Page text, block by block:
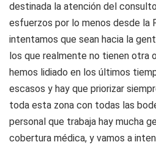
destinada la atención del
esfuerzos por lo menos desde la
intentamos que sean hacia la
los que realmente no tienen otra
hemos lidiado en los últimos
escasos y hay que priorizar
toda esta zona con todas las
personal que trabaja hay mucha
cobertura médica, y vamos a